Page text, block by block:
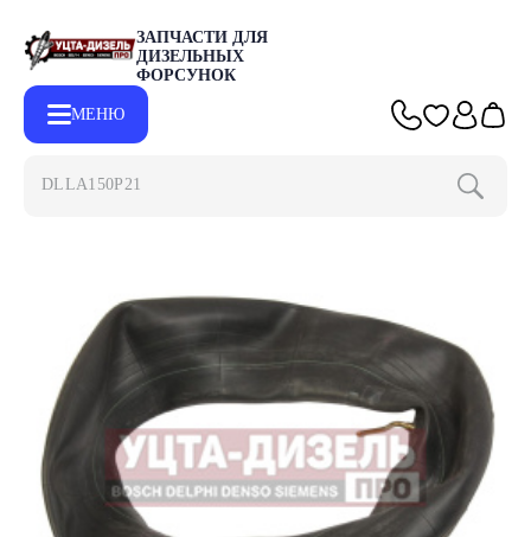
ЗАПЧАСТИ ДЛЯ
ДИЗЕЛЬНЫХ
ФОРСУНОК
МЕНЮ
DLLA150P2153